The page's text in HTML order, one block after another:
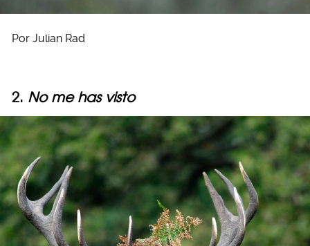
Por Julian Rad
2. No me has visto